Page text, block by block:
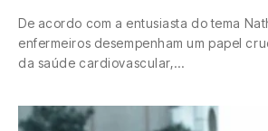
De acordo com a entusiasta do tema
enfermeiros desempenham um papel
da saúde cardiovascular,…